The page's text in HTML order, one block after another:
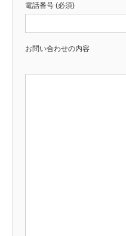
電話番号 (必須)
お問い合わせの内容